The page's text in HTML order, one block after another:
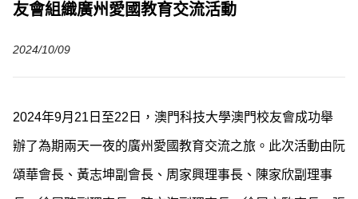
友會組織廣州愛國教育交流活動
2024/10/09
2024年9月21日至22日，澳門科技大學澳門校友會成功舉
辦了為期兩天一夜的廣州愛國教育交流之旅。此次活動由阮
頌華會長、黃志坤副會長、周家興理事長、陳家欣副理事